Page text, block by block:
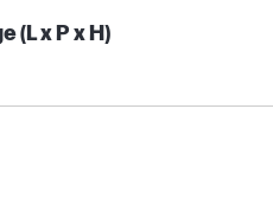
(L x P x H)